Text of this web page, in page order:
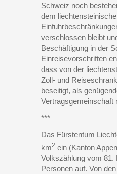
Schweiz noch
dem
verschlossen bleibt
Beschäftigung in der
Einreisevorschriften
dass von der
Zoll- und
beseitigt, als
Vertragsgemeinschaft
***
Das Fürstentum
km2 ein (Kanton
Volkszählung vom 81.
Personen auf. Von